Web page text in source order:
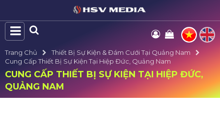
Trang Chủ
Thiết Bị Sự Kiện & Đám Cưới Tại Quảng Nam
Cung Cấp Thiết Bị Sự Kiện Tại Hiệp Đức, Quảng Nam
CUNG CẤP THIẾT BỊ SỰ KIỆN TẠI HIỆP ĐỨC,
QUẢNG NAM